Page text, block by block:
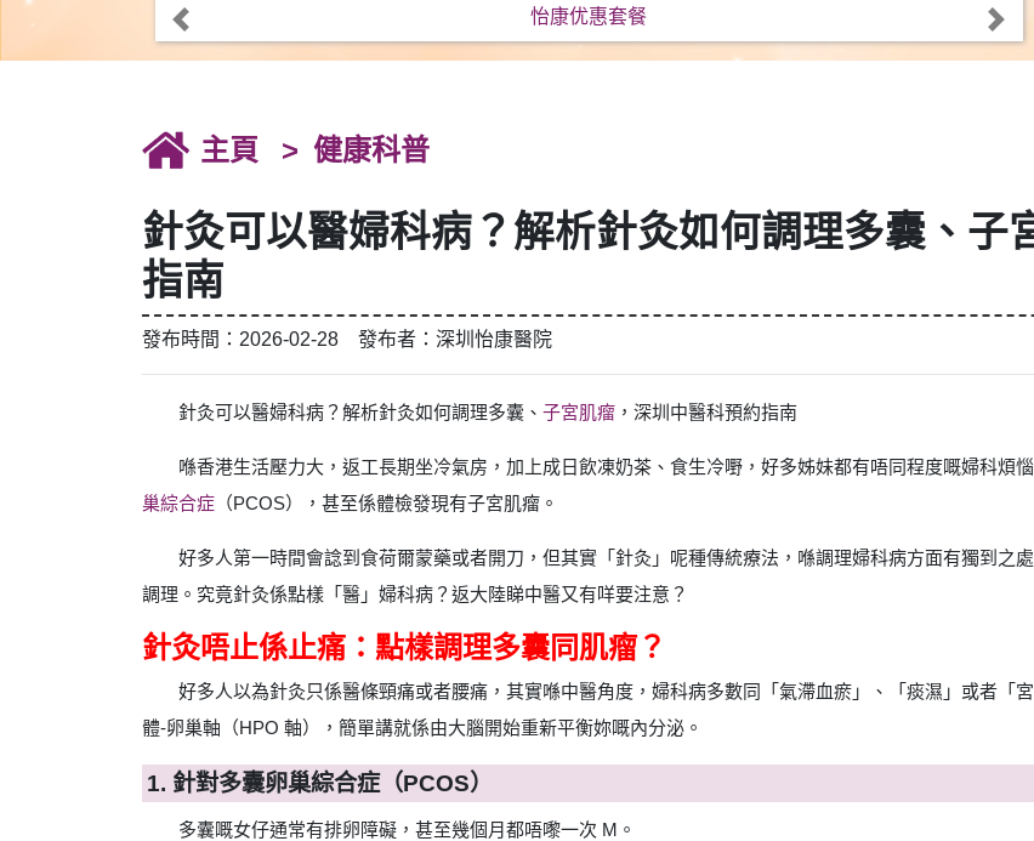
怡康优惠套餐
主頁 健康科普
針灸可以醫婦科病？解析針灸如何調理多囊、子
指南
發布時間：2026-02-28 發布者：深圳怡康醫院
針灸可以醫婦科病？解析針灸如何調理多囊、 子宮肌瘤 ，深圳中醫科預約指南
喺香港生活壓力大，返工長期坐冷氣房，加上成日飲凍奶茶、食生冷嘢，好多姊妹都有唔同程度嘅婦科煩
巢綜合症 （PCOS），甚至係體檢發現有子宮肌瘤。
好多人第一時間會諗到食荷爾蒙藥或者開刀，但其實「針灸」呢種傳統療法，喺調理婦科病方面有獨到之
調理。究竟針灸係點樣「醫」婦科病？返大陸睇中醫又有咩要注意？
針灸唔止係止痛：點樣調理多囊同肌瘤？
好多人以為針灸只係醫條頸痛或者腰痛，其實喺中醫角度，婦科病多數同「氣滯血瘀」、「痰濕」或者「
體-卵巢軸（HPO 軸），簡單講就係由大腦開始重新平衡妳嘅內分泌。
1. 針對多囊卵巢綜合症（PCOS）
多囊嘅女仔通常有排卵障礙，甚至幾個月都唔嚟一次 M。